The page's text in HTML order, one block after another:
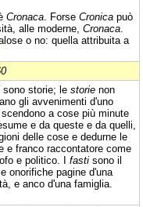
Cronaca . Forse Cronica può
alle moderne, Cronaca
o no: quella attribuita a
sono storie; le storie non
gli avvenimenti d'uno
a cose più minute
e da queste e da quelli,
delle cose e dedurne le
e franco raccontatore come
e politico. I fasti sono il
onorifiche pagine d'una
e anco d'una famiglia.